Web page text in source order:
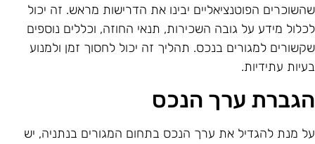
הפוטנציאליים יבינו את הדרישות מראש. זה יכול
מידע על גובה השכירות, תנאי החוזה, וכללים נוספים
למגורים בנכס. תהליך זה יכול לחסוך זמן ולמנוע
עתידיות.
ערך הנכס
מנת להגדיל את ערך הנכס בתחום המגורים בנתניה, יש